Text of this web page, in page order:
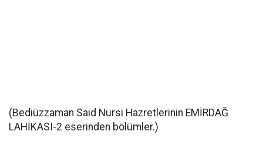
(Bediüzzaman Said Nursi Hazretlerinin EMİRDAĞ
LAHİKASI-2 eserinden bölümler.)